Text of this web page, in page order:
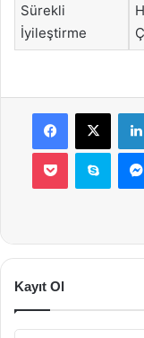
Sürekli
İyileştirme
Facebook
X
Pocket Skype
Kayıt Ol